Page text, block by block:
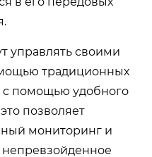
управлять своими
традиционных
с помощью удобного
позволяет
мониторинг и